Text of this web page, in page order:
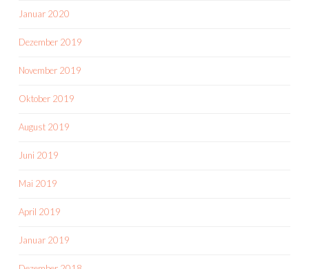
Januar 2020
Dezember 2019
November 2019
Oktober 2019
August 2019
Juni 2019
Mai 2019
April 2019
Januar 2019